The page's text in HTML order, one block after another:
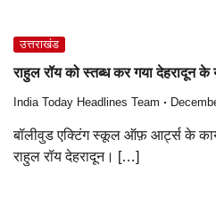
उत्तराखंड
राहुल रॉय को स्तब्ध कर गया देहरादून
India Today Headlines Team
बॉलीवुड एक्टिंग स्कूल ऑफ़ आर्ट्स के
राहुल रॉय देहरादून। […]